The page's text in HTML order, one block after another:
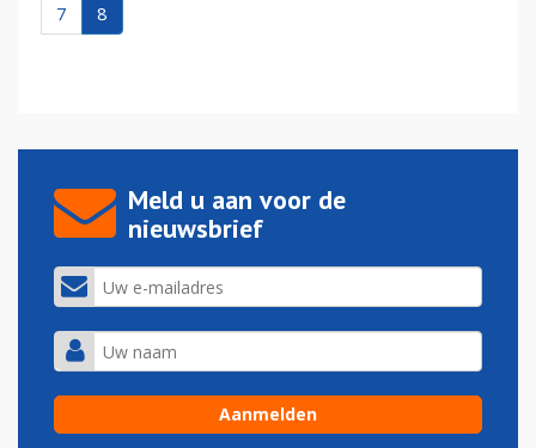
7
8
Meld u aan voor de
nieuwsbrief